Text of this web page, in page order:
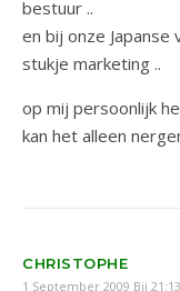
bestuur ..
en bij onze
stukje marketing ..
op mij persoonlijk
kan het alleen
CHRISTOPHE
1 September 2009 Bij 21:13